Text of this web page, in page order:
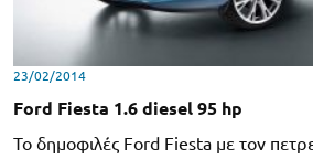
23/02/2014
Ford Fiesta 1.6 diesel 95 hp
Το δημοφιλές Ford Fiesta με τον